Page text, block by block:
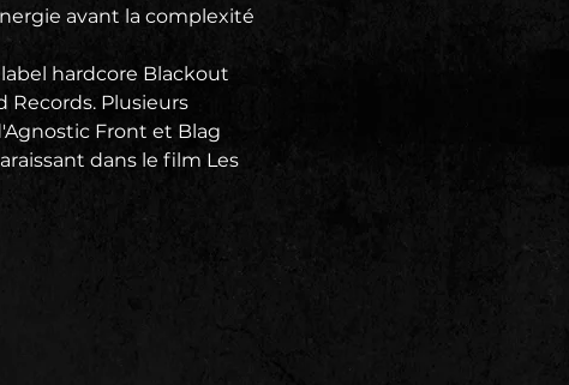
avant la complexité
hardcore Blackout
Records. Plusieurs
Front et Blag
dans le film Les